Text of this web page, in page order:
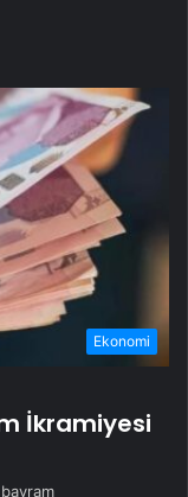
Ekonomi
İkramiyesi